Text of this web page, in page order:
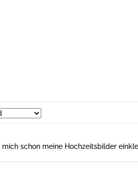
schon meine Hochzeitsbilder